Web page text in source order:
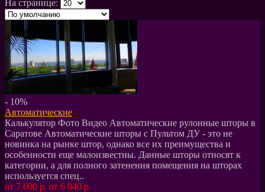
На странице:
- 10%
Автоматические
Калькулятор Фото Видео Автоматические рулонные шторы в
Саратове Автоматические шторы с Пультом ДУ - это не
новинка на рынке штор, однако все их преимущества и
особенности еще малоизвестны. Данные шторы относят к
категории, а для полного затенения помещения на шторах
используется спец..
от 7 600 р. от 6 840 р.